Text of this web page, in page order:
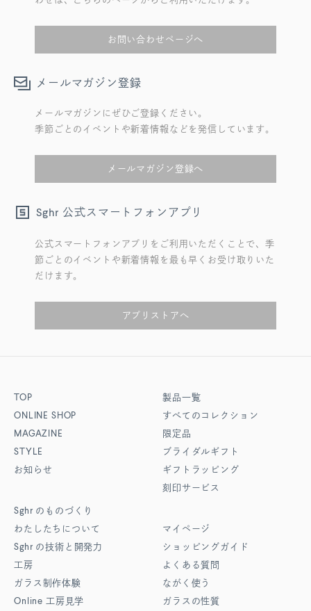
お問い合わせページへ
メールマガジン登録
メールマガジンにぜひご登録ください。
季節ごとのイベントや新着情報などを発信しています。
メールマガジン登録へ
Sghr 公式スマートフォンアプリ
公式スマートフォンアプリをご利用いただくことで、季
節ごとのイベントや新着情報を最も早くお受け取りいた
だけます。
アプリストアへ
TOP
ONLINE SHOP
MAGAZINE
STYLE
お知らせ
Sghr のものづくり
わたしたちについて
Sghr の技術と開発力
工房
ガラス制作体験
Online 工房見学
製品一覧
すべてのコレクション
限定品
ブライダルギフト
ギフトラッピング
刻印サービス
マイページ
ショッピングガイド
よくある質問
ながく使う
ガラスの性質